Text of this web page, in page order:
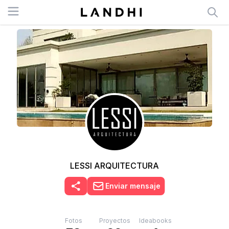
Open menu
LESSI ARQUITECTURA
Enviar mensaje
Fotos Proyectos Ideabooks